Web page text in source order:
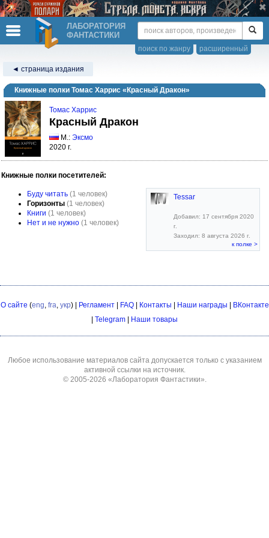
ЛАБОРАТОРИЯ
ФАНТАСТИКИ
расширенный
поиск по жанру
◄ страница издания
Книжные полки Томас Харрис «Красный Дракон»
Томас Харрис
Красный Дракон
М.: Эксмо
2020 г.
Книжные полки посетителей:
Буду читать (1 человек)
Горизонты (1 человек)
Книги (1 человек)
Нет и не нужно (1 человек)
Tessar
Добавил: 17 сентября 2020
г.
Заходил: 8 августа 2026 г.
к полке >
О сайте (eng, fra, укр) | Регламент| FAQ| Контакты Наши награды
ВКонтакте
Telegram Наши товары
Любое использование материалов сайта допускается только с указанием
активной ссылки на источник.
© 2005-2026 «Лаборатория Фантастики».